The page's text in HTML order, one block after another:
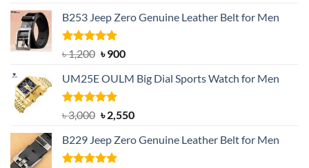
was:
৳ 1,350.
is:
B253 Jeep Zero Genuine Leather Belt for Men
Rated5.00
out of 5
৳1,200 Original
was:
৳ 1,200.
৳900Current
is:
UM25E OULM Big Dial Sports Watch for Men
Rated5.00
out of 5
৳3,000 Original
was:
৳ 3,000.
৳2,550Current
is:
B229 Jeep Zero Genuine Leather Belt for Men